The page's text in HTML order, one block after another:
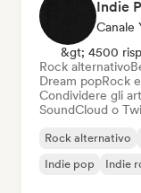
Indie
Canale
&gt; 4500
Rock alternativo
Dream popRock
Condividere gli
SoundCloud o
Rock alternativo
Indie pop
Indie